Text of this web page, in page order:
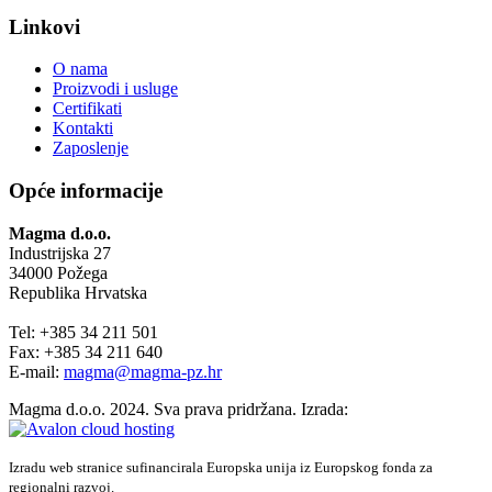
Linkovi
O nama
Proizvodi i usluge
Certifikati
Kontakti
Zaposlenje
Opće informacije
Magma d.o.o.
Industrijska 27
34000 Požega
Republika Hrvatska
Tel: +385 34 211 501
Fax: +385 34 211 640
E-mail: magma@magma-pz.hr
Magma d.o.o. 2024. Sva prava pridržana. Izrada:
Izradu web stranice sufinancirala Europska unija iz Europskog fonda za
regionalni razvoj.